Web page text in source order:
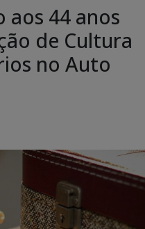
aos 44 anos
de Cultura
no Auto